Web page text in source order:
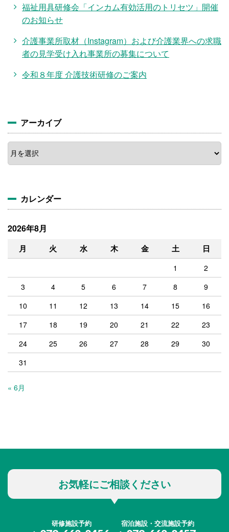
福祉用具研修会「インカム有効活用のトリセツ」開催
のお知らせ
介護事業所取材（Instagram）および介護業界への求職
者の見学受け入れ事業所の募集について
令和８年度 介護技術研修のご案内
アーカイブ
ア
ー
カ
カレンダー
2026年8月
月 火 水 木 金 土 日
1
2
3
4 5 6 7 8
9
10
11 12 13 14 15
16
17
18 19 20 21 22
23
24
25 26 27 28 29
30
31
« 6月
お気軽にご相談ください
研修施設予約 宿泊施設・交流施設予約